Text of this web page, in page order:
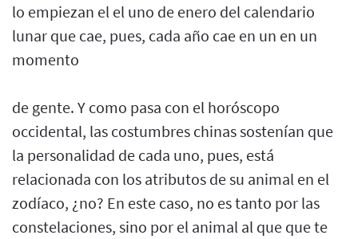
lo empiezan el el uno de enero del calendario
lunar que cae, pues, cada año cae en un en un
momento
de gente. Y como pasa con el horóscopo
occidental, las costumbres chinas sostenían que
la personalidad de cada uno, pues, está
relacionada con los atributos de su animal en el
zodíaco, ¿no? En este caso, no es tanto por las
constelaciones, sino por el animal al que que te